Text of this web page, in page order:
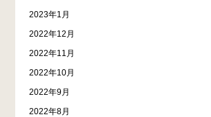
2023年1月
2022年12月
2022年11月
2022年10月
2022年9月
2022年8月